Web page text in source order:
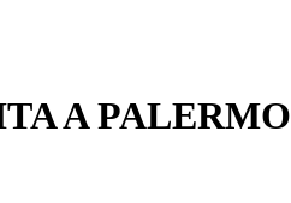
A PALERMO